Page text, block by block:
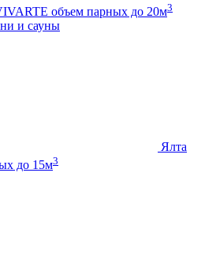
объем парных до 20м3
и сауны
Ялта
до 15м3